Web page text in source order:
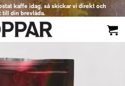
kaffe idag, så skickar vi direkt och
till din brevlåda.